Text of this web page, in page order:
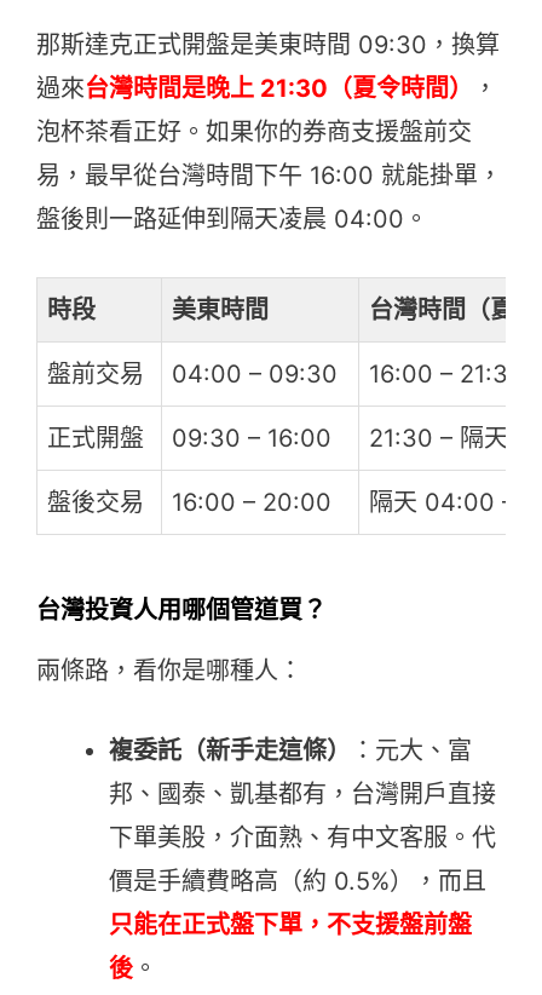
那斯達克正式開盤是美東時間 09:30，換算
過來台灣時間是晚上 21:30（夏令時間）
，
泡杯茶看正好。如果你的券商支援盤前交
易，最早從台灣時間下午 16:00 就能掛單，
盤後則一路延伸到隔天凌晨 04:00。
時段 美東時間 台灣時間（夏
盤前交易 04:00 – 09:30 16:00 – 21:30
正式開盤 09:30 – 16:00 21:30 – 隔天
盤後交易 16:00 – 20:00 隔天 04:00 –
台灣投資人用哪個管道買？
兩條路，看你是哪種人：
複委託（新手走這條）
：元大、富
邦、國泰、凱基都有，台灣開戶直接
下單美股，介面熟、有中文客服。代
價是手續費略高（約 0.5%），而且
只能在正式盤下單，不支援盤前盤
後 。